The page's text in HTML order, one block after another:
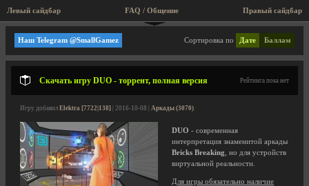
Левый сайдбар Правый сайдбар
FAQ / Общение
Спорт, настольные, карты
Сортировка по Дате Баллам
Наш Telegram @SmallGamez
Скачать игру DUO - торрент, полная версия Рейтинга пока нет
Игру добавил Elektra [7722|138] | 2016-10-08 | Аркады (3070)
DUO - современная
интерпретация знаменитой аркады
Bricks Breaking , но для устройств
виртуальной реальности.
Для игры обязательно наличие